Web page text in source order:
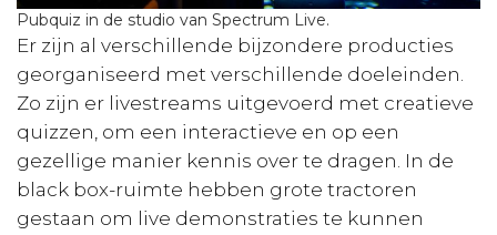
Pubquiz in de studio van Spectrum Live.
Er zijn al verschillende bijzondere producties
georganiseerd met verschillende doeleinden.
Zo zijn er livestreams uitgevoerd met creatieve
quizzen, om een interactieve en op een
gezellige manier kennis over te dragen. In de
black box-ruimte hebben grote tractoren
gestaan om live demonstraties te kunnen